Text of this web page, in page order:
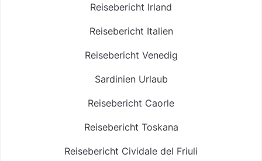
Reisebericht Irland
Reisebericht Italien
Reisebericht Venedig
Sardinien Urlaub
Reisebericht Caorle
Reisebericht Toskana
Reisebericht Cividale del Friuli